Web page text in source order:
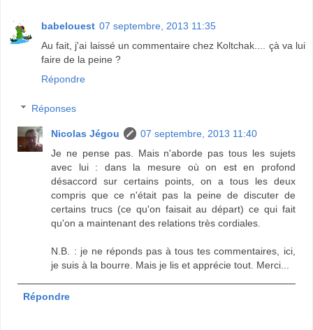
babelouest 07 septembre, 2013 11:35
Au fait, j'ai laissé un commentaire chez Koltchak.... çà va lui
faire de la peine ?
Répondre
Réponses
Nicolas Jégou
07 septembre, 2013 11:40
Je ne pense pas. Mais n'aborde pas tous les sujets
avec lui : dans la mesure où on est en profond
désaccord sur certains points, on a tous les deux
compris que ce n'était pas la peine de discuter de
certains trucs (ce qu'on faisait au départ) ce qui fait
qu'on a maintenant des relations très cordiales.
N.B. : je ne réponds pas à tous tes commentaires, ici,
je suis à la bourre. Mais je lis et apprécie tout. Merci...
Répondre